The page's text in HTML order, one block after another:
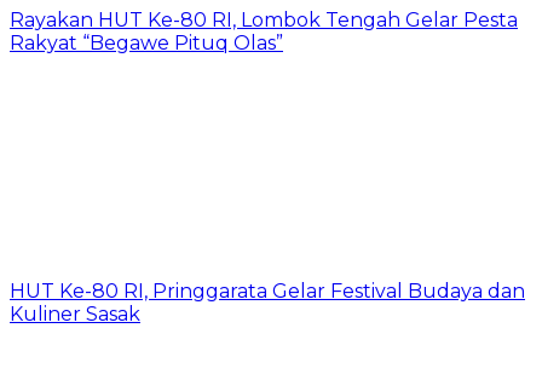
Rayakan HUT Ke-80 RI, Lombok Tengah Gelar Pesta
Rakyat “Begawe Pituq Olas”
HUT Ke-80 RI, Pringgarata Gelar Festival Budaya dan
Kuliner Sasak